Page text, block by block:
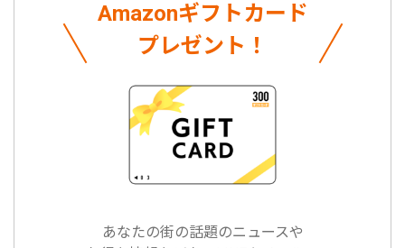
Amazonギフトカード
プレゼント！
あなたの街の話題のニュースや